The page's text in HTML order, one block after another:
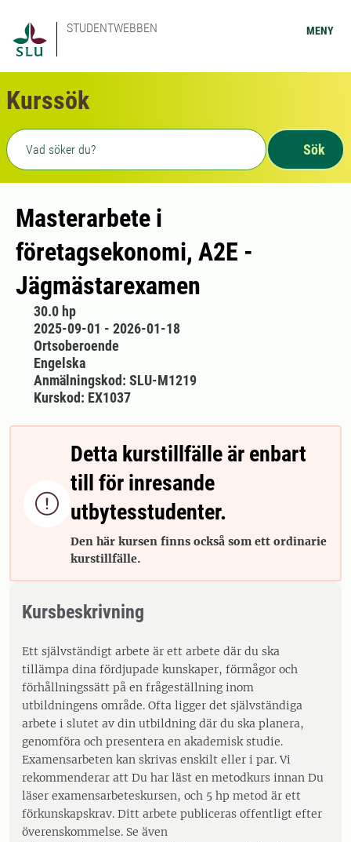
STUDENTWEBBEN MENY
Kurssök
Fritext sökning
Sök
Masterarbete i
företagsekonomi, A2E -
Jägmästarexamen
30.0 hp
2025-09-01 - 2026-01-18
Ortsoberoende
Engelska
Anmälningskod: SLU-M1219
Kurskod: EX1037

Detta kurstillfälle är enbart
till för inresande
utbytesstudenter.
Den här kursen finns också som ett ordinarie
kurstillfälle.
Kursbeskrivning
Ett självständigt arbete är ett arbete där du ska
tillämpa dina fördjupade kunskaper, förmågor och
förhållningssätt på en frågeställning inom
utbildningens område. Ofta ligger det självständiga
arbete i slutet av din utbildning där du ska planera,
genomföra och presentera en akademisk studie.
Examensarbeten kan skrivas enskilt eller i par. Vi
rekommenderar att Du har läst en metodkurs innan Du
läser examensarbeteskursen, och 5 hp metod är ett
förkunskapskrav. Ditt arbete publiceras offentligt efter
överenskommelse. Se även